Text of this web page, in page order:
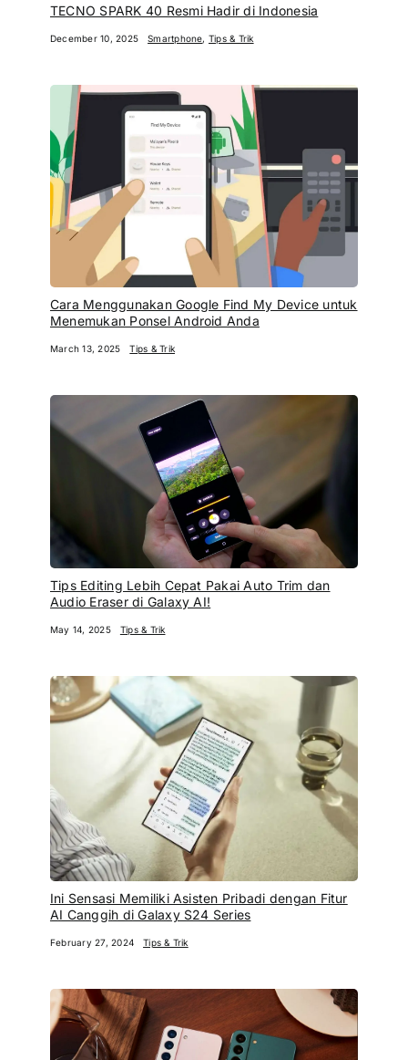
TECNO SPARK 40 Resmi Hadir di Indonesia
December 10, 2025 Smartphone, Tips & Trik
Cara Menggunakan Google Find My Device untuk
Menemukan Ponsel Android Anda
March 13, 2025 Tips & Trik
Tips Editing Lebih Cepat Pakai Auto Trim dan
Audio Eraser di Galaxy AI!
May 14, 2025 Tips & Trik
Ini Sensasi Memiliki Asisten Pribadi dengan Fitur
AI Canggih di Galaxy S24 Series
February 27, 2024 Tips & Trik